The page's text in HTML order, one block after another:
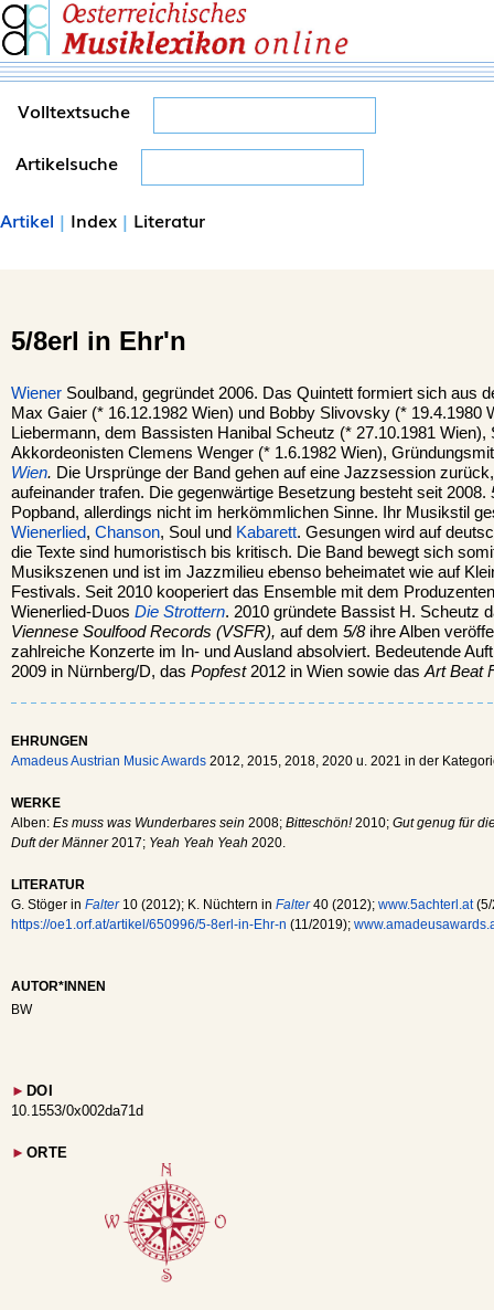
Volltextsuche
Artikelsuche
Artikel | Index | Literatur
5/8erl in Ehr'n
Wiener Soulband, gegründet 2006. Das Quintett formiert sich aus
Max Gaier (* 16.12.1982 Wien) und Bobby Slivovsky (* 19.4.1980
Liebermann, dem Bassisten Hanibal Scheutz (* 27.10.1981
Akkordeonisten Clemens Wenger (* 1.6.1982 Wien),
Wien. Die Ursprünge der Band gehen auf eine Jazzsession
aufeinander trafen. Die gegenwärtige Besetzung besteht seit 2008.
Popband, allerdings nicht im herkömmlichen Sinne. Ihr Musikstil
Wienerlied, Chanson, Soul und Kabarett. Gesungen wird auf
die Texte sind humoristisch bis kritisch. Die Band bewegt sich
Musikszenen und ist im Jazzmilieu ebenso beheimatet wie auf
Festivals. Seit 2010 kooperiert das Ensemble mit dem
Wienerlied-Duos Die Strottern. 2010 gründete Bassist H. Scheutz
Viennese Soulfood Records (VSFR), auf dem 5/8ihre Alben
zahlreiche Konzerte im In- und Ausland absolviert. Bedeutende
2009 in Nürnberg/D, das Popfest2012 in Wien sowie das Art Beat
EHRUNGEN
Amadeus Austrian Music Awards 2012, 2015, 2018, 2020 u. 2021 in der
WERKE
Alben: Es muss was Wunderbares sein 2008; Bitteschön!2010; Gut genug für
Duft der Männer2017; Yeah Yeah Yeah 2020.
LITERATUR
G. Stöger in Falter10 (2012); K. Nüchtern in Falter40 (2012); www.5achterl.at(5/
https://oe1.orf.at/artikel/650996/5-8erl-in-Ehr-n (11/2019);
AUTOR*INNEN
BW
► DOI
10.1553/0x002da71d
► ORTE